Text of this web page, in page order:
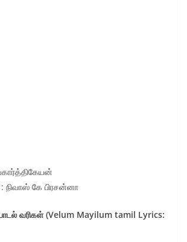
நிவாஸ் கே பிரசன்னா
பாடல் வரிகள் (Velum Mayilum tamil Lyrics: